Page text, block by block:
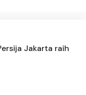
Jakarta raih